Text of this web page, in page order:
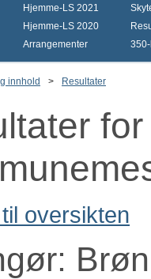
Hjemme-LS 2021
Hjemme-LS 2020
Arrangementer
innhold > Resultater
oversikten